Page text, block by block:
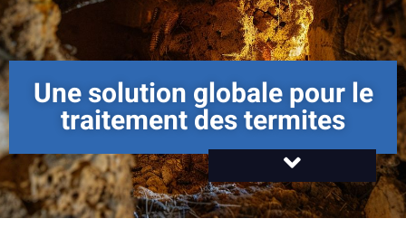
Une solution globale pour le
traitement des termites